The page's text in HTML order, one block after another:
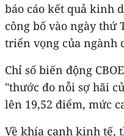
báo cáo kết quả kinh
công bố vào ngày
triển vọng của ngành
Chỉ số biến động
"thước đo nỗi sợ hãi
lên 19,52 điểm, mức
Về khía cạnh kinh tế,